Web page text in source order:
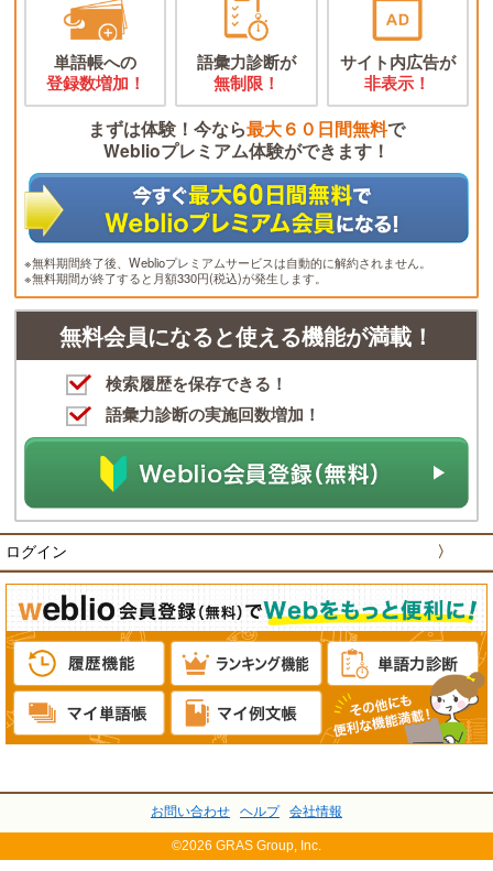
単語帳への
登録数増加！
語彙力診断が
無制限！
サイト内広告が
非表示！
まずは体験！今なら最大６０日間無料で
Weblioプレミアム体験ができます！
※無料期間終了後、Weblioプレミアムサービスは自動的に解約されません。
※無料期間が終了すると月額330円(税込)が発生します。
無料会員になると使える機能が満載！
検索履歴を保存できる！
語彙力診断の実施回数増加！
ログイン 〉
お問い合わせ ヘルプ 会社情報
©2026 GRAS Group, Inc.